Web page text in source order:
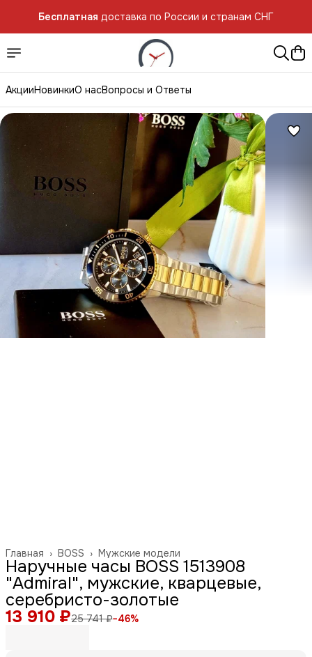
Бесплатная доставка по России и странам СНГ
АкцииНовинкиО насВопросы и Ответы
Мужские модели
BOSS ›
Главная ›
Наручные часы BOSS 1513908
"Admiral", мужские, кварцевые,
серебристо-золотые
13 910 ₽25 741 ₽−46%